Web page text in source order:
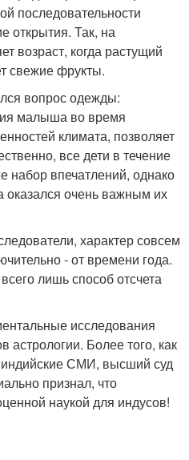
последовательности
открытия. Так, на
возраст, когда растущий
свежие фрукты.
вопрос одежды:
малыша во время
климата, позволяет
все дети в течение
набор впечатлений, однако
оказался очень важным их
характер совсем
- от времени года.
лишь способ отсчета
исследования
астрологии. Более того, как
СМИ, высший суд
признал, что
наукой для индусов!